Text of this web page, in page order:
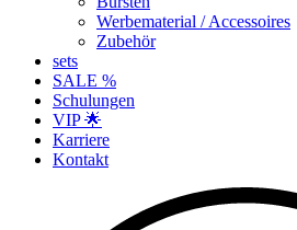
Werbematerial / Accessoires
Zubehör
sets
SALE %
Schulungen
VIP 🌟
Karriere
Kontakt